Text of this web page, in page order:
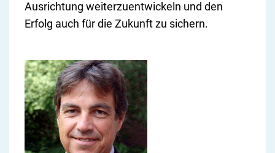
Ausrichtung weiterzuentwickeln und den
Erfolg auch für die Zukunft zu sichern.